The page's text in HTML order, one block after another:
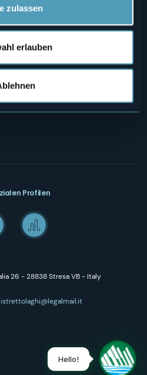
zulassen
erlauben
Unterkünfte
Mice
Wedding
Media Room
Archiv "Laghi e Monti Today"
26 - 28838 Stresa VB - Italy
Profilen